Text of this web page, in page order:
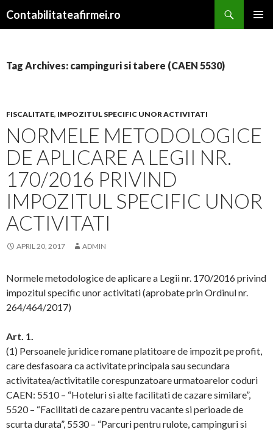
Contabilitateafirmei.ro
Tag Archives: campinguri si tabere (CAEN 5530)
FISCALITATE, IMPOZITUL SPECIFIC UNOR ACTIVITATI
NORMELE METODOLOGICE
DE APLICARE A LEGII NR.
170/2016 PRIVIND
IMPOZITUL SPECIFIC UNOR
ACTIVITATI
APRIL 20, 2017 ADMIN
Normele metodologice de aplicare a Legii nr. 170/2016 privind
impozitul specific unor activitati (aprobate prin Ordinul nr.
264/464/2017)
Art. 1.
(1) Persoanele juridice romane platitoare de impozit pe profit,
care desfasoara ca activitate principala sau secundara
activitatea/activitatile corespunzatoare urmatoarelor coduri
CAEN: 5510 – “Hoteluri si alte facilitati de cazare similare”,
5520 – “Facilitati de cazare pentru vacante si perioade de
scurta durata”, 5530 – “Parcuri pentru rulote, campinguri si